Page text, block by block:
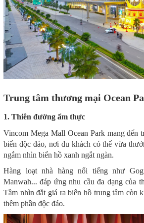
Trung tâm thương mại Ocean
1. Thiên đường ẩm thực
Vincom Mega Mall Ocean Park mang đến
biển độc đáo, nơi du khách có thể vừa
ngắm nhìn biển hồ xanh ngắt ngàn.
Hàng loạt nhà hàng nổi tiếng như
Manwah... đáp ứng nhu cầu đa dạng của
Tầm nhìn đắt giá ra biển hồ trung tâm còn
thêm phần độc đáo.